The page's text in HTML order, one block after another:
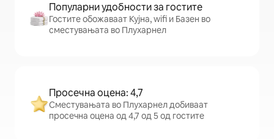
Популарни удобности за гостите
Гостите обожаваат Кујна, wifi и Базен во
сместувањата во Плухарнел
Просечна оцена: 4,7
Сместувањата во Плухарнел добиваат
просечна оцена од 4,7 од 5 од гостите